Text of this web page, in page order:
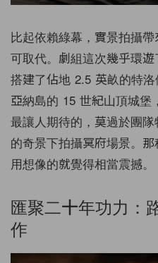
比起依賴綠幕，實景拍攝
可取代。劇組這次幾乎環
搭建了佔地 2.5 英畝的特
亞納島的 15 世紀山頂城堡
最讓人期待的，莫過於團
的奇景下拍攝冥府場景。
用想像的就覺得相當震撼。
匯聚二十年功力：
作